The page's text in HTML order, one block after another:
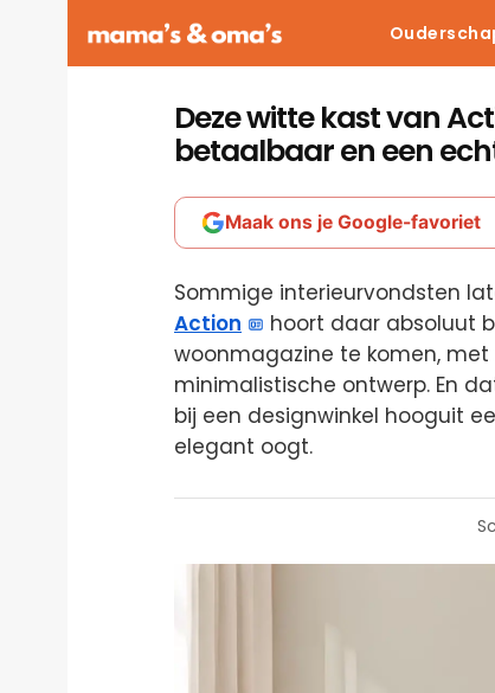
Deze witte kast van
betaalbaar en een
Maak ons je Google-favoriet
Sommige interieurvondsten
Action
hoort daar absoluut
woonmagazine te komen, met
minimalistische ontwerp. En
bij een designwinkel hooguit
elegant oogt.